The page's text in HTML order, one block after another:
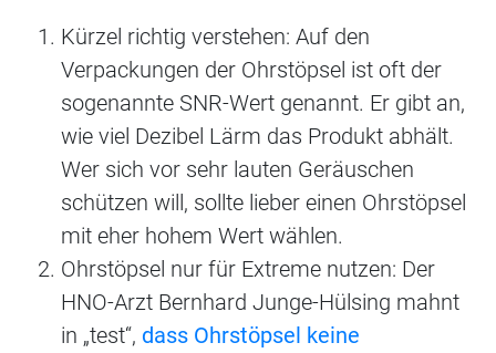
Kürzel richtig verstehen: Auf den
Verpackungen der Ohrstöpsel ist oft der
sogenannte SNR-Wert genannt. Er gibt an,
wie viel Dezibel Lärm das Produkt abhält.
Wer sich vor sehr lauten Geräuschen
schützen will, sollte lieber einen Ohrstöpsel
mit eher hohem Wert wählen.
Ohrstöpsel nur für Extreme nutzen: Der
HNO-Arzt Bernhard Junge-Hülsing mahnt
in „test“, dass Ohrstöpsel keine